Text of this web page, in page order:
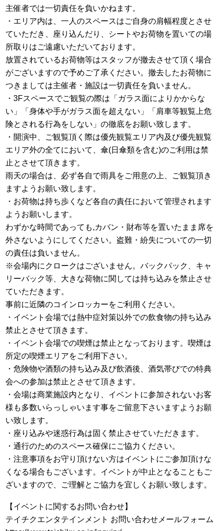
主催者では一切責任を負いかねます。
・エリア内は、一人のスペースはご自身の肩幅程度とさせ
ていただき、座り込んだり、シートやお荷物を置いての場
所取りはご遠慮いただいております。
放置されているお荷物等はスタッフが撤去させて頂く場合
がございますので予めご了承ください。撤去したお荷物に
つきましては主催者・施設は一切責任を負いません。
・3Fスペースでご観覧の際は「ガラス面によりかからな
い」「身体や手がガラス面を超えない」「肩車等観覧上危
険とされる行為をしない」の徹底をお願い致します。
・開演中、ご観覧頂く際は優先観覧エリア内及び優先観覧
エリア外の全てにおいて、傘(日傘類を含む)のご利用は禁
止とさせて頂きます。
雨天の場合は、必ず各自で雨具をご用意の上、ご観覧頂き
ますようお願い致します。
・お荷物は持ち歩くなど各自の責任において管理されます
ようお願いします。
わずかな時間であっても,カバン・財布等を置いたまま席を
外さないようにしてください。盗難・紛失についての一切
の責任は負いません。
※会場内にクロークはございません。バックパック、キャ
リーバック等、大きな荷物に関しては持ち込みを禁止させ
ていただきます。
事前に近隣のコインロッカーをご利用ください。
・イベント会場では熱中症対策以外での飲食物の持ち込み
禁止とさせて頂きます。
・イベント会場での喫煙は禁止となっております。喫煙は
所定の喫煙エリアをご利用下さい。
・危険物や酒類の持ち込み及び飲酒後、酒気帯びでの特典
会への参加は禁止とさせて頂きます。
・会場は商業施設内となり、イベントに参加されないお客
様も多数いらっしゃいます事をご留意下さいますようお願
い致します。
・座り込みや迷惑行為は固く禁止させていただきます。
・通行のためのスペース確保にご協力ください。
・注意事項をお守り頂けない方はイベントにご参加頂けな
くなる場合もございます。イベントが中止となることもご
ざいますので、ご理解とご協力を宜しくお願い致します。
【イベントに関するお問い合わせ】
テイチクエンタテインメント お問い合わせメールフォーム